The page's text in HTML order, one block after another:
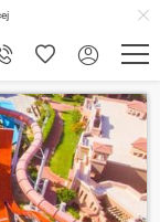
8.6